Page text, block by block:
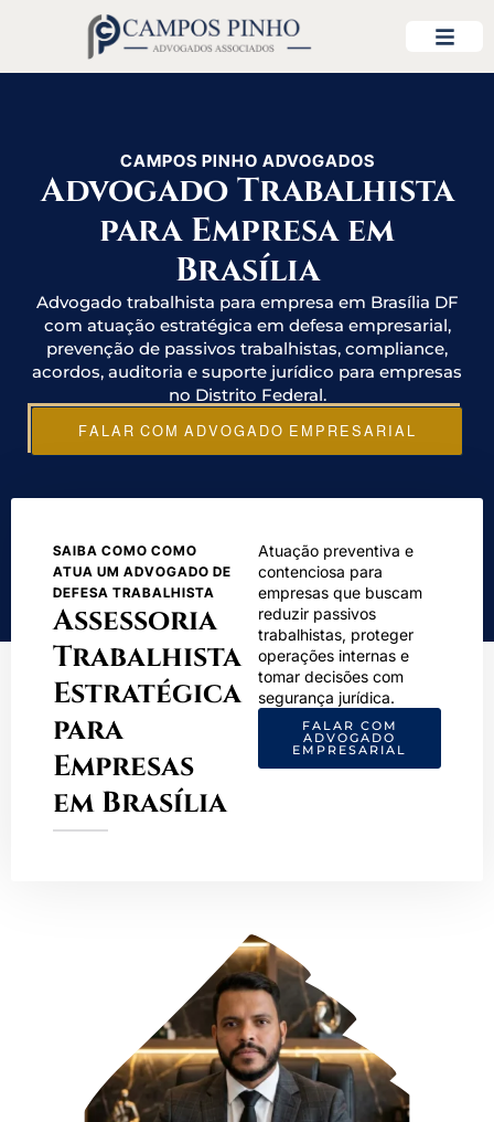
CAMPOS PINHO ADVOGADOS
Advogado Trabalhista
para Empresa em
Brasília
Advogado trabalhista para empresa em Brasília DF
com atuação estratégica em defesa empresarial,
prevenção de passivos trabalhistas, compliance,
acordos, auditoria e suporte jurídico para empresas
no Distrito Federal.
FALAR COM ADVOGADO EMPRESARIAL
SAIBA COMO COMO
ATUA UM ADVOGADO DE
DEFESA TRABALHISTA
Assessoria
Trabalhista
Estratégica
para
Empresas
em Brasília
Atuação preventiva e
contenciosa para
empresas que buscam
reduzir passivos
trabalhistas, proteger
operações internas e
tomar decisões com
segurança jurídica.
FALAR COM
ADVOGADO
EMPRESARIAL